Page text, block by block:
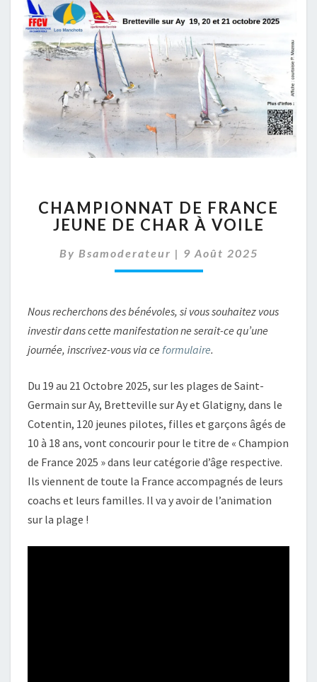
DE
FRANCE
DE
CHAR
CHAMPIONNAT DE FRANCE
JEUNE DE CHAR À VOILE
By Bsamoderateur | 9 Août 2025
Nous recherchons des bénévoles, si vous souhaitez vous
investir dans cette manifestation ne serait-ce qu’une
journée, inscrivez-vous via ce formulaire.
Du 19 au 21 Octobre 2025, sur les plages de Saint-
Germain sur Ay, Bretteville sur Ay et Glatigny, dans le
Cotentin, 120 jeunes pilotes, filles et garçons âgés de
10 à 18 ans, vont concourir pour le titre de « Champion
de France 2025 » dans leur catégorie d’âge respective.
Ils viennent de toute la France accompagnés de leurs
coachs et leurs familles. Il va y avoir de l’animation
sur la plage !